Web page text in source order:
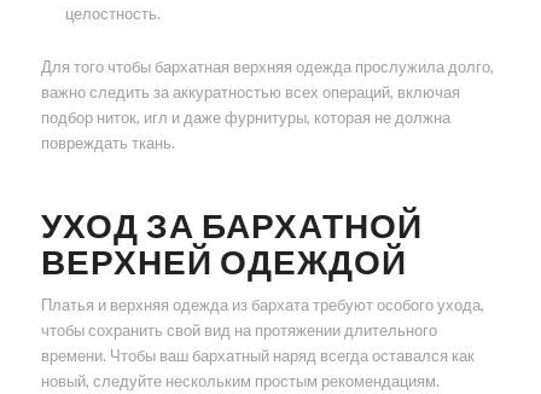
целостность.
Для того чтобы бархатная верхняя одежда прослужила долго,
важно следить за аккуратностью всех операций, включая
подбор ниток, игл и даже фурнитуры, которая не должна
повреждать ткань.
УХОД ЗА БАРХАТНОЙ
ВЕРХНЕЙ ОДЕЖДОЙ
Платья и верхняя одежда из бархата требуют особого ухода,
чтобы сохранить свой вид на протяжении длительного
времени. Чтобы ваш бархатный наряд всегда оставался как
новый, следуйте нескольким простым рекомендациям.